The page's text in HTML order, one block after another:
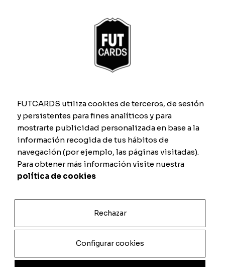
Passe Finta
Defesa
Previsualizar carta
FUTCARDS utiliza cookies de terceros, de sesión
y persistentes para fines analíticos y para
mostrarte publicidad personalizada en base a la
información recogida de tus hábitos de
navegación (por ejemplo, las páginas visitadas).
Para obtener más información visite nuestra
política de cookies
Rechazar
Configurar cookies